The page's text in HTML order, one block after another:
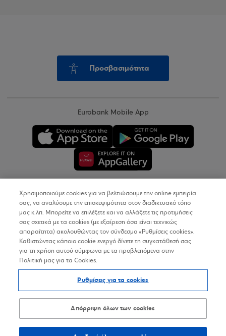
Προσβασιμότητα
Eurobank Mobile App
Copyright © 2026
Όροι Χρήσης
Προσωπικά Δεδομένα στον Διαδικτυακό Τόπο
Δήλωση Προσβασιμότητας
Sitemap
Χρησιμοποιούμε cookies για να βελτιώσουμε την online εμπειρία
σας, να αναλύουμε την επισκεψιμότητα στον διαδικτυακό τόπο
μας κ.λπ. Μπορείτε να επιλέξετε και να αλλάξετε τις προτιμήσεις
σας σχετικά με τα cookies (με εξαίρεση όσα είναι τεχνικώς
απαραίτητα) ακολουθώντας τον σύνδεσμο «Ρυθμίσεις cookies».
Καθιστώντας κάποιο cookie ενεργό δίνετε τη συγκατάθεσή σας
για τη χρήση αυτού σύμφωνα με τα προβλεπόμενα στην
Πολιτική μας για τα Cookies.
Ρυθμίσεις για τα cookies
Απόρριψη όλων των cookies